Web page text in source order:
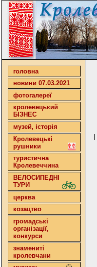
головна
новини 07.03.2021
фотогалереї
кролевецький
БІЗНЕС
музей, історія
Кролевецькі
рушники
туристична
Кролевеччина
ВЕЛОСИПЕДНІ
ТУРИ
церква
козацтво
громадські
організації,
конкурси
знамениті
кролевчани